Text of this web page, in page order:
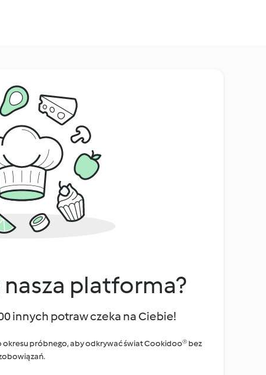
platforma?
innych potraw czeka na Ciebie!
okresu próbnego, aby odkrywać świat Cookidoo® bez